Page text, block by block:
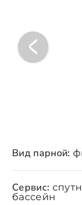
Вид парной:
Сервис:
бассейн